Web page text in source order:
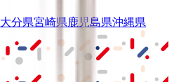
大分県宮崎県鹿児島県沖縄県